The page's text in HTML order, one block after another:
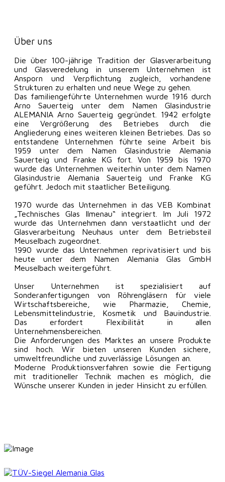
Über uns
Die über 100-jährige Tradition der Glasverarbeitung
und Glasveredelung in unserem Unternehmen ist
Ansporn und Verpflichtung zugleich, vorhandene
Strukturen zu erhalten und neue Wege zu gehen.
Das familiengeführte Unternehmen wurde 1916 durch
Arno Sauerteig unter dem Namen Glasindustrie
ALEMANIA Arno Sauerteig gegründet. 1942 erfolgte
eine Vergrößerung des Betriebes durch die
Angliederung eines weiteren kleinen Betriebes. Das so
entstandene Unternehmen führte seine Arbeit bis
1959 unter dem Namen Glasindustrie Alemania
Sauerteig und Franke KG fort. Von 1959 bis 1970
wurde das Unternehmen weiterhin unter dem Namen
Glasindustrie Alemania Sauerteig und Franke KG
geführt. Jedoch mit staatlicher Beteiligung.
1970 wurde das Unternehmen in das VEB Kombinat
„Technisches Glas Ilmenau“ integriert. Im Juli 1972
wurde das Unternehmen dann verstaatlicht und der
Glasverarbeitung Neuhaus unter dem Betriebsteil
Meuselbach zugeordnet.
1990 wurde das Unternehmen reprivatisiert und bis
heute unter dem Namen Alemania Glas GmbH
Meuselbach weitergeführt.
Unser Unternehmen ist spezialisiert auf
Sonderanfertigungen von Röhrengläsern für viele
Wirtschaftsbereiche, wie Pharmazie, Chemie,
Lebensmittelindustrie, Kosmetik und Bauindustrie.
Das erfordert Flexibilität in allen
Unternehmensbereichen.
Die Anforderungen des Marktes an unsere Produkte
sind hoch. Wir bieten unseren Kunden sichere,
umweltfreundliche und zuverlässige Lösungen an.
Moderne Produktionsverfahren sowie die Fertigung
mit traditioneller Technik machen es möglich, die
Wünsche unserer Kunden in jeder Hinsicht zu erfüllen.